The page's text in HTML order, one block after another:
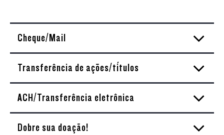
Cheque/Mail
Transferência de ações/títulos
ACH/Transferência eletrônica
Dobre sua doação!